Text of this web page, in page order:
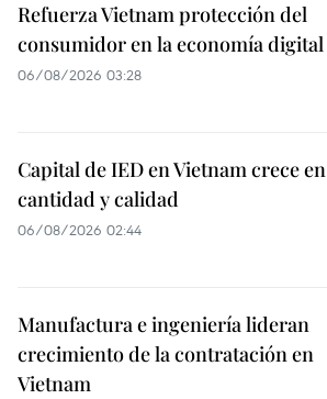
Refuerza Vietnam protección del
consumidor en la economía digital
06/08/2026 03:28
Capital de IED en Vietnam crece en
cantidad y calidad
06/08/2026 02:44
Manufactura e ingeniería lideran
crecimiento de la contratación en
Vietnam